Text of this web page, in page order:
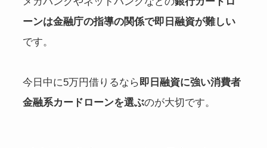
ーンは金融庁の指導の関係で即日融資が難しい
です。
今日中に5万円借りるなら即日融資に強い消費者
金融系カードローンを選ぶのが大切です。